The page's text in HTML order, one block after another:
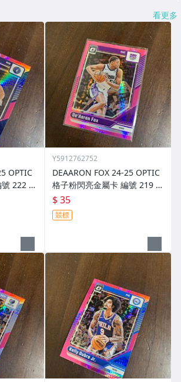
看更多
Y5912762752
DEAARON FOX 24-25 OPTIC
格子粉閃亮金屬卡 編號 219 前
後圖
$ 35
競標